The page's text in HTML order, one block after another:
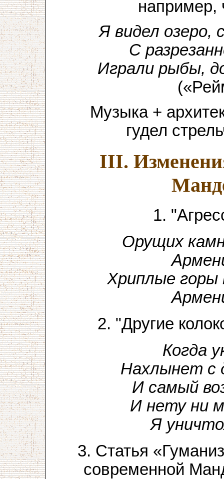
например,
Я видел
С
Играли рыбы,
Музыка +
гудел
III.
1.
Орущих
Хриплые
2. "Другие
Когда
Нахлынет с
И самый
И нету ни
Я
3. Статья
современной